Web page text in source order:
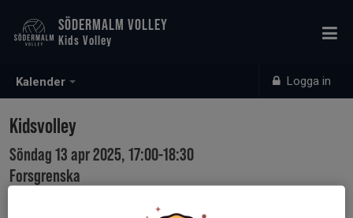
Kalender Logga in
SÖDERMALM VOLLEY
Kids Volley
Kidsvolley
Söndag 13 apr 2025, 17:00-18:30
Forsgrenska